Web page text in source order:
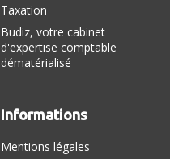
Taxation
Budiz, votre cabinet
d'expertise comptable
dématérialisé
Informations
Mentions légales